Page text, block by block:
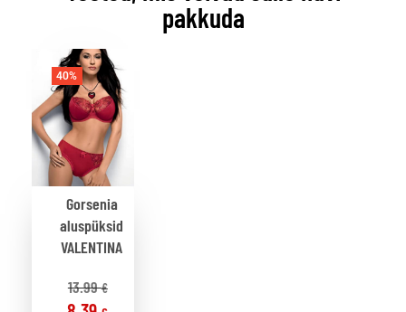
pakkuda
40%
Gorsenia
aluspüksid
VALENTINA
13.99€